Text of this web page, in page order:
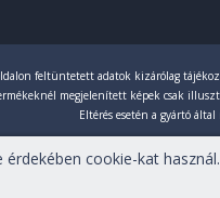
feltüntetett adatok kizárólag
megjelenített képek csak
Eltérés esetén a gyártó
jog fenntartva!
érdekében cookie-kat